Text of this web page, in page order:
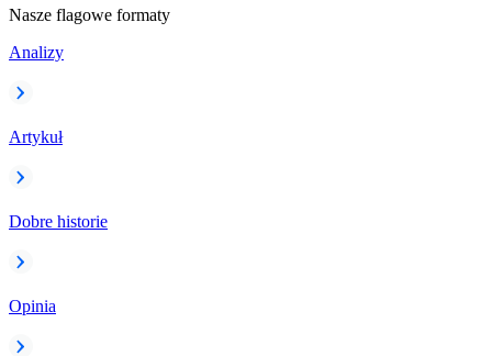
Nasze flagowe formaty
Analizy
Artykuł
Dobre historie
Opinia